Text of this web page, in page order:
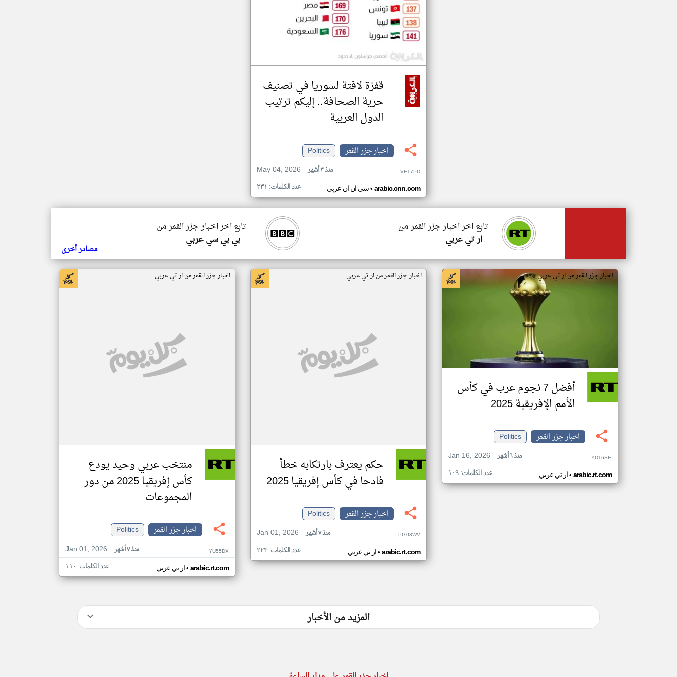
قفزة لافتة لسوريا في تصنيف
حرية الصحافة.. إليكم ترتيب
الدول العربية
اخبار جزر القمر
Politics
May 04, 2026
منذ ٣ أشهر VF17PD
سي ان ان عربي• arabic.cnn.com عدد الكلمات: ٢٣١
تابع اخر اخبار جزر القمر من
بي بي سي عربي
تابع اخر اخبار جزر القمر من
ار تي عربي
مصادر أخرى
اخبار جزر القمر من ار تي عربي
أفضل 7 نجوم عرب في كأس
الأمم الإفريقية 2025
اخبار جزر القمر
Politics
Jan 16, 2026
منذ ٦ أشهر YD16SE
ار تي عربي• arabic.rt.com عدد الكلمات: ١٠٩
اخبار جزر القمر من ار تي عربي
حكم يعترف بارتكابه خطأ
فادحا في كأس إفريقيا 2025
اخبار جزر القمر
Politics
Jan 01, 2026
منذ ٧ أشهر PG03WV
ار تي عربي• arabic.rt.com عدد الكلمات: ٢٢٣
اخبار جزر القمر من ار تي عربي
منتخب عربي وحيد يودع
كأس إفريقيا 2025 من دور
المجموعات
اخبار جزر القمر
Politics
Jan 01, 2026
منذ ٧ أشهر YU55DX
ار تي عربي• arabic.rt.com عدد الكلمات: ١١٠
المزيد من الأخبار